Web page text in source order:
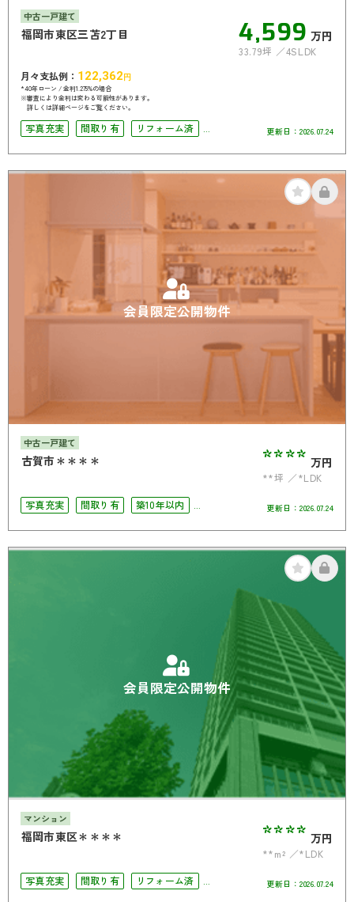
中古一戸建て
福岡市東区三苫2丁目 4,599 万円
33.79坪
4SLDK
月々支払例： 122,362 円
*40年ローン / 金利1.275%の場合
※審査により金利は変わる可能性があります。
詳しくは詳細ページをご覧ください。
写真充実 間取り有
リフォーム済
更新日： 2026.07.24
会員限定公開物件
中古一戸建て
古賀市＊＊＊＊ **** 万円
**坪
*LDK
写真充実
間取り有
築10年以内
更新日： 2026.07.24
会員限定公開物件
マンション
福岡市東区＊＊＊＊ **** 万円
**m²
*LDK
写真充実
間取り有
リフォーム済
更新日： 2026.07.24